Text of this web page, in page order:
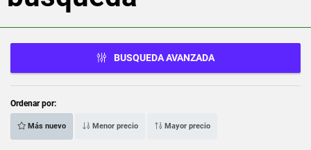
BUSQUEDA AVANZADA
Ordenar por:
Más nuevo Menor precio Mayor precio